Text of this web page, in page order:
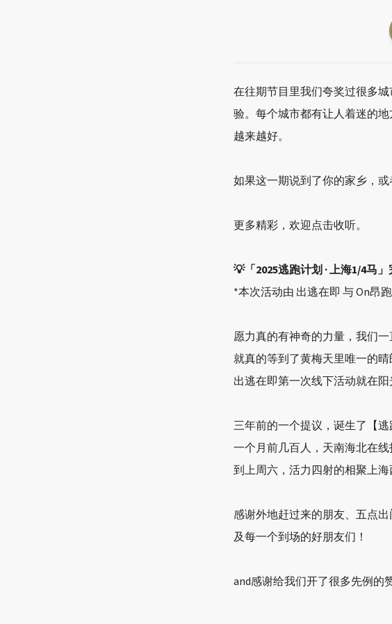
在往期节目里我们夸奖过很多
验。每个城市都有让人着迷的
越来越好。
如果这一期说到了你的家乡，
更多精彩，欢迎点击收听。
💡「2025逃跑计划 · 上海1/4马
*本次活动由 出逃在即 与 On昂
愿力真的有神奇的力量，我们
就真的等到了黄梅天里唯一的
出逃在即第一次线下活动就在阳
三年前的一个提议，诞生了【逃
一个月前几百人，天南海北在
到上周六，活力四射的相聚上海
感谢外地赶过来的朋友、五点
及每一个到场的好朋友们！
and感谢给我们开了很多先例的